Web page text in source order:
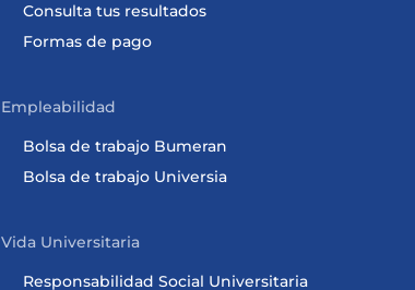
Consulta tus resultados
Formas de pago
Empleabilidad
Bolsa de trabajo Bumeran
Bolsa de trabajo Universia
Vida Universitaria
Responsabilidad Social Universitaria